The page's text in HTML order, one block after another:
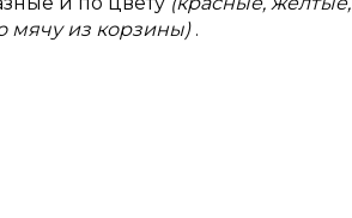
мячу из корзины) .